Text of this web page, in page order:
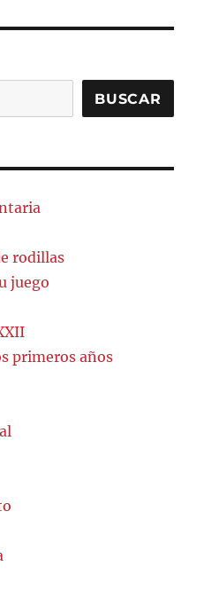
BUSCAR
rodillas
juego
primeros años